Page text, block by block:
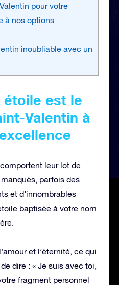
pour votre
à nos options
inoubliable avec un
étoile est le
Valentin à
leur lot de
parfois des
et d’innombrables
baptisée à votre nom
et l’éternité, ce qui
dire : « Je suis avec toi,
fragment personnel